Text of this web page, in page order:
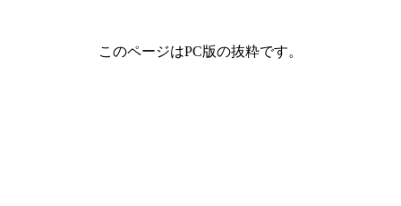
このページはPC版の抜粋です。